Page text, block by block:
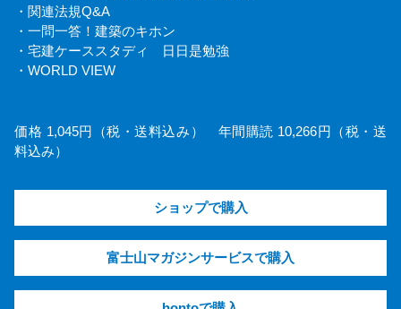
・関連法規Q&A
・一問一答！建築のキホン
・宅建ケーススタディ 日日是勉強
・WORLD VIEW
価格 1,045円（税・送料込み） 年間購読 10,266円（税・送
料込み）
ショップで購入
富士山マガジンサービスで購入